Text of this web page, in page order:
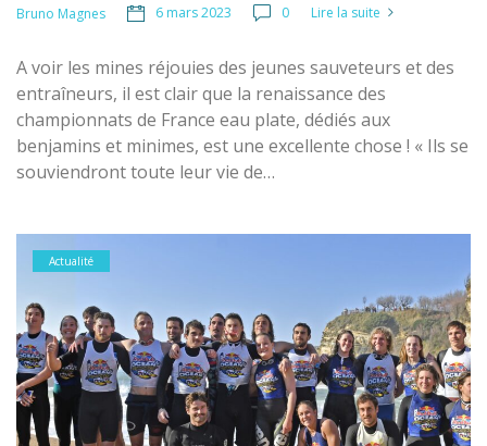
Bruno Magnes 6 mars 2023 0 Lire la suite
A voir les mines réjouies des jeunes sauveteurs et des
entraîneurs, il est clair que la renaissance des
championnats de France eau plate, dédiés aux
benjamins et minimes, est une excellente chose ! « Ils se
souviendront toute leur vie de…
Actualité